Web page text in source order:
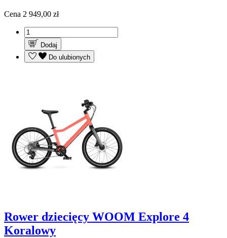
Cena 2 949,00 zł
Dodaj
Do ulubionych
Rower dziecięcy WOOM Explore 4
Koralowy